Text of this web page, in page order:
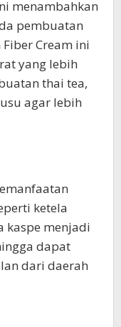
menambahkan
pembuatan
Cream ini
yang lebih
thai tea,
agar lebih
ketela
kaspe menjadi
dapat
dari daerah